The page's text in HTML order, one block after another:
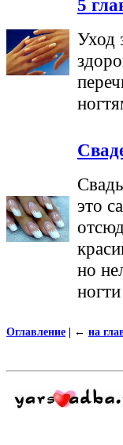
5
Уход
это
но
Оглавление ← на